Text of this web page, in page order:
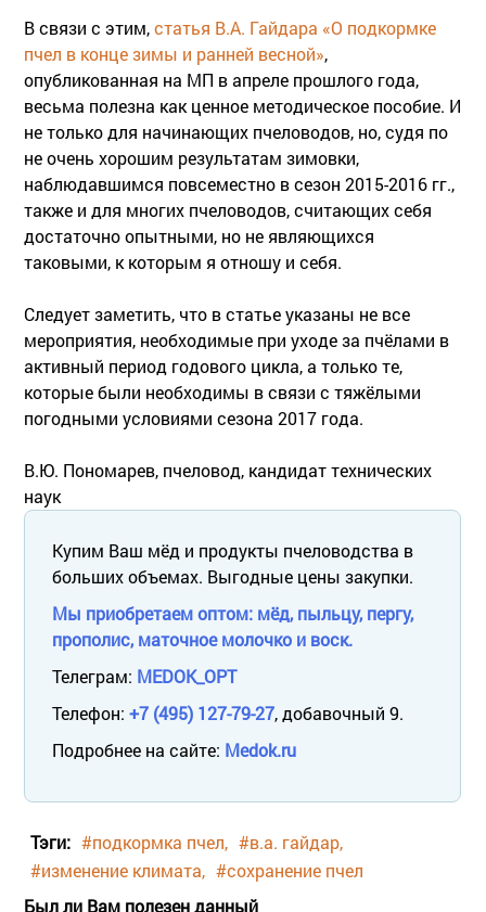
В связи с этим,статья В.А. Гайдара «О подкормке
пчел в конце зимы и ранней весной»,
опубликованная на МП в апреле прошлого года,
весьма полезна как ценное методическое пособие. И
не только для начинающих пчеловодов, но, судя по
не очень хорошим результатам зимовки,
наблюдавшимся повсеместно в сезон 2015-2016 гг.,
также и для многих пчеловодов, считающих себя
достаточно опытными, но не являющихся
таковыми, к которым я отношу и себя.
Следует заметить, что в статье указаны не все
мероприятия, необходимые при уходе за пчёлами в
активный период годового цикла, а только те,
которые были необходимы в связи с тяжёлыми
погодными условиями сезона 2017 года.
В.Ю. Пономарев, пчеловод, кандидат технических
наук
Купим Ваш мёд и продукты пчеловодства в
больших объемах. Выгодные цены закупки.
Мы приобретаем оптом: мёд, пыльцу, пергу,
прополис, маточное молочко и воск.
Телеграм: MEDOK_OPT
Телефон: +7 (495) 127-79-27, добавочный 9.
Подробнее на сайте: Medok.ru
Тэги: #подкормка пчел
#в.а. гайдар
#изменение климата
#сохранение пчел
Был ли Вам полезен данный